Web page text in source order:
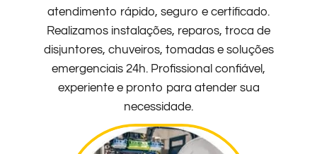
atendimento rápido, seguro e certificado.
Realizamos instalações, reparos, troca de
disjuntores, chuveiros, tomadas e soluções
emergenciais 24h. Profissional confiável,
experiente e pronto para atender sua
necessidade.